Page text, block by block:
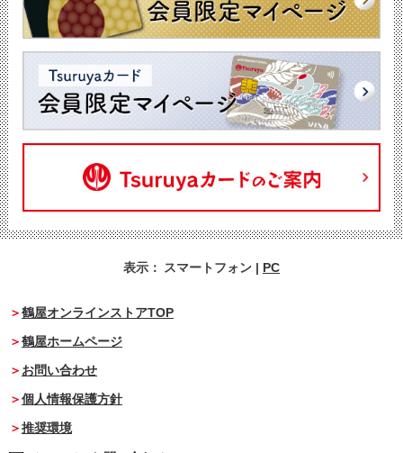
表示： スマートフォン | PC
鶴屋オンラインストアTOP
鶴屋ホームページ
お問い合わせ
個人情報保護方針
推奨環境